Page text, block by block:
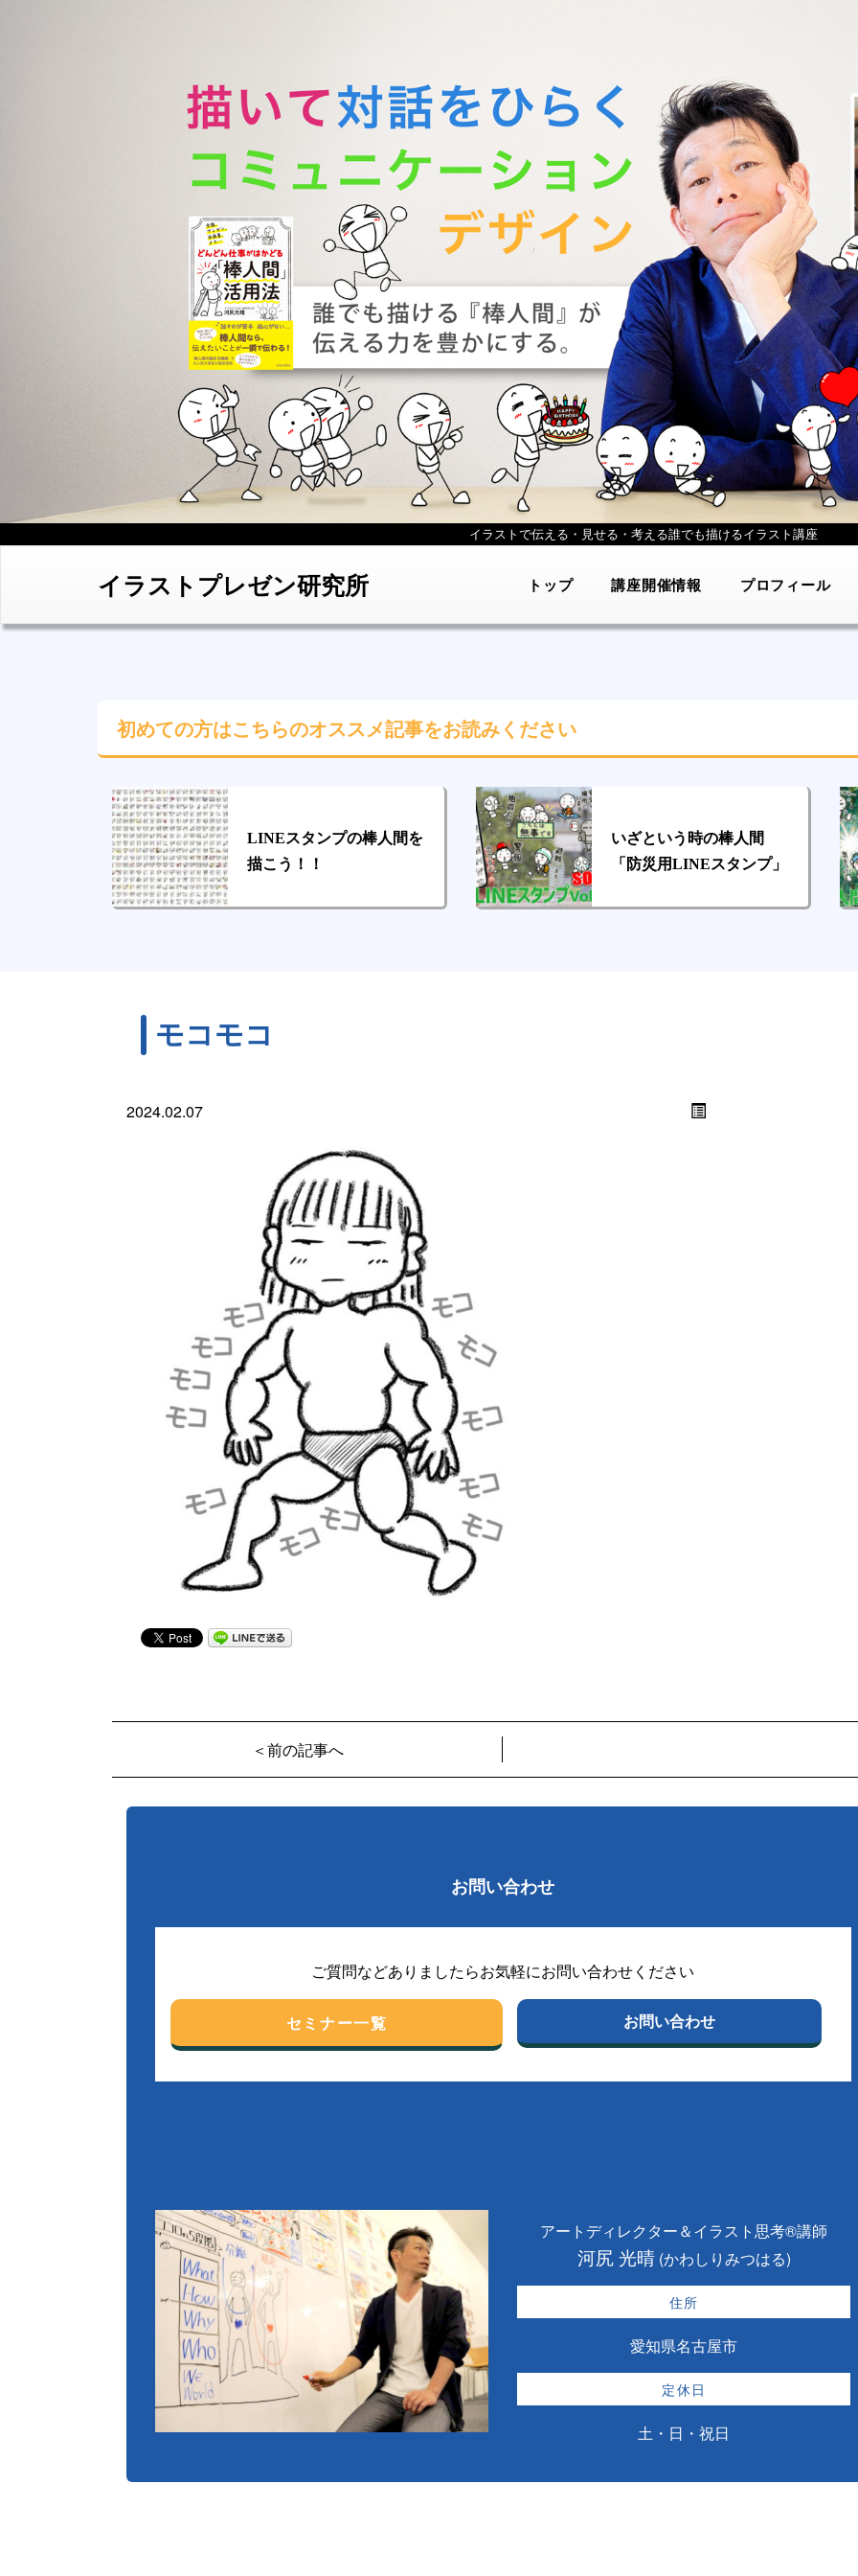
イラストで伝える・見せる・考える誰でも描けるイラスト講座
イラストプレゼン研究所 トップ 講座開催情報 プロフィール
初めての方はこちらのオススメ記事をお読みください
LINEスタンプの棒人間を
描こう！！
いざという時の棒人間
「防災用LINEスタンプ」
モコモコ
2024.02.07
＜前の記事へ
お問い合わせ
ご質問などありましたらお気軽にお問い合わせください
セミナー一覧 お問い合わせ
アートディレクター＆イラスト思考®講師
河尻 光晴(かわしりみつはる)
住所
愛知県名古屋市
定休日
土・日・祝日